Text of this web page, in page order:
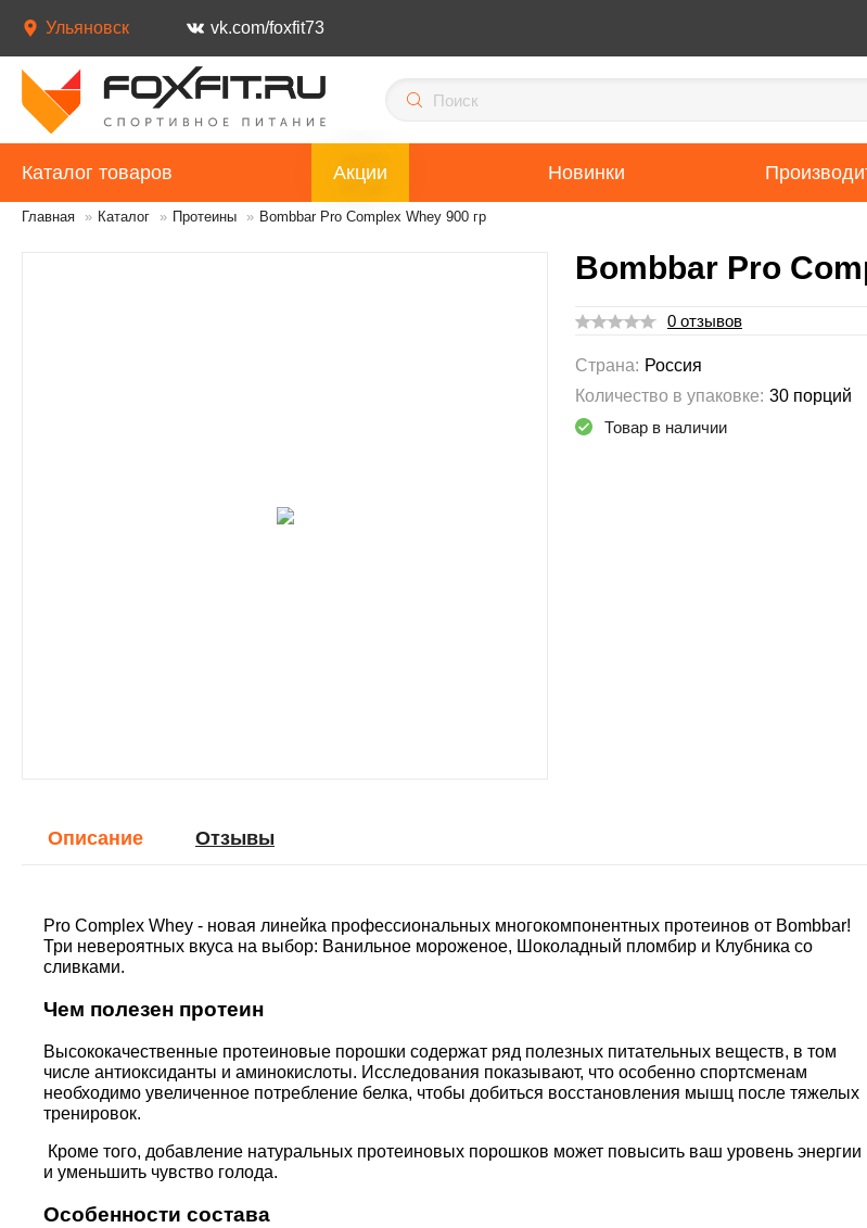
Ульяновск vk.com/foxfit73
Каталог товаров Акции Новинки
Главная » Каталог » Протеины » Bombbar Pro Complex Whey 900 гр
Bombbar Pro
0 отзывов
Страна: Россия
Количество в упаковке: 30 порций
Товар в наличии
Описание Отзывы
Pro Complex Whey - новая линейка профессиональных многокомпонентных протеинов от Bombbar!
Три невероятных вкуса на выбор: Ванильное мороженое, Шоколадный пломбир и Клубника со
сливками.
Чем полезен протеин
Высококачественные протеиновые порошки содержат ряд полезных питательных веществ, в том
числе антиоксиданты и аминокислоты. Исследования показывают, что особенно спортсменам
необходимо увеличенное потребление белка, чтобы добиться восстановления мышц после тяжелых
тренировок.
Кроме того, добавление натуральных протеиновых порошков может повысить ваш уровень энергии
и уменьшить чувство голода.
Особенности состава